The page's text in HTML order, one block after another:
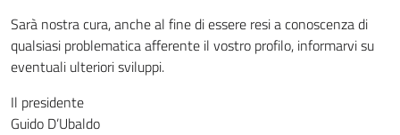
Sarà nostra cura, anche al fine di essere resi a conoscenza di
qualsiasi problematica afferente il vostro profilo, informarvi su
eventuali ulteriori sviluppi.
Il presidente
Guido D’Ubaldo